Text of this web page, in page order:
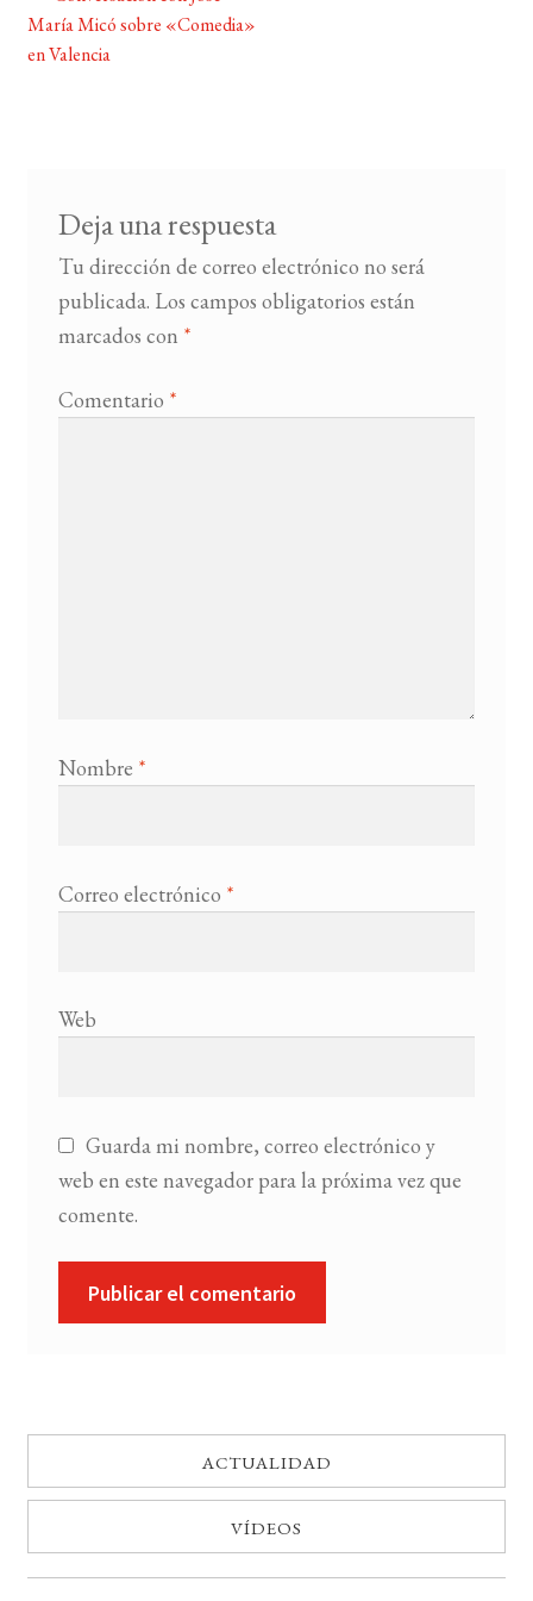
de
María Micó sobre «Comedia»
en Valencia
Deja una respuesta
Tu dirección de correo electrónico no será
publicada. Los campos obligatorios están
marcados con *
Comentario *
Nombre *
Correo electrónico *
Web
Guarda mi nombre, correo electrónico y
web en este navegador para la próxima vez que
comente.
ACTUALIDAD
VÍDEOS